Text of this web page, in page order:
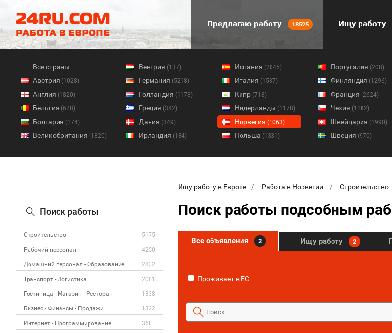
Предлагаю работу 18525 Ищу работу
Все страны
Австрия (1028)
Англия (1820)
Бельгия (628)
Болгария (174)
Великобритания (1820)
Венгрия (137)
Германия (5218)
Голландия (1178)
Греция (382)
Дания (349)
Ирландия (184)
Испания (2045)
Италия (1587)
Кипр (718)
Нидерланды (1178)
Норвегия (1063)
Польша (1331)
Португалия (208)
Финляндия (1296)
Франция (2624)
Чехия (1182)
Швейцария (1990)
Швеция (970)
Поиск работы
Строительство 5175
Рабочий персонал 4250
Домашний персонал - Образование 2832
Транспорт - Логистика 2001
Гостиница - Магазин - Ресторан 1338
Бизнес - Финансы - Продажи 1322
Интернет - Программирование 368
Ищу работу в Европе Работа в Норвегии Строительство
Поиск работы подсобным
Все объявления 2 Ищу работу 2
Проживает в ЕС